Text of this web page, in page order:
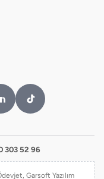
303 52 96
Garsoft Yazılım